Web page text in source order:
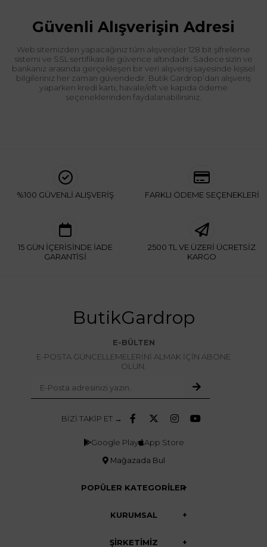
Güvenli Alışverişin Adresi
Web sitemizden yapacağınız tüm alışverişler 128 bit şifreleme
sistemi ve SSL sertifikası ile güvence altındadır. Sadece sizin ve
bankanız arasında gerçekleşen bir veri alışverişi sayesinde kişisel
bilgileriniz her zaman güvendedir. Butik Gardrop’dan alışveriş
yaparken kredi kartı, havale/eft ve kapıda ödeme
seçeneklerinden faydalanabilirsiniz.
%100 GÜVENLİ ALIŞVERİŞ FARKLI ÖDEME SEÇENEKLERİ
15 GÜN İÇERİSİNDE İADE
GARANTİSİ
2500 TL VE ÜZERİ ÜCRETSİZ
KARGO
ButikGardrop
E-BÜLTEN
E-POSTA GÜNCELLEMELERİNİ ALMAK İÇİN ABONE
OLUN.
BİZİ TAKİP ET →
Google Play App Store
Mağazada Bul
POPÜLER KATEGORİLER
KURUMSAL
ŞİRKETİMİZ